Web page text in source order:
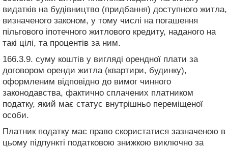
видатків на будівництво (придбання) доступного житла,
визначеного законом, у тому числі на погашення
пільгового іпотечного житлового кредиту, наданого на
такі цілі, та процентів за ним.
166.3.9. суму коштів у вигляді орендної плати за
договором оренди житла (квартири, будинку),
оформленим відповідно до вимог чинного
законодавства, фактично сплачених платником
податку, який має статус внутрішньо переміщеної
особи.
Платник податку має право скористатися зазначеною в
цьому підпункті податковою знижкою виключно за